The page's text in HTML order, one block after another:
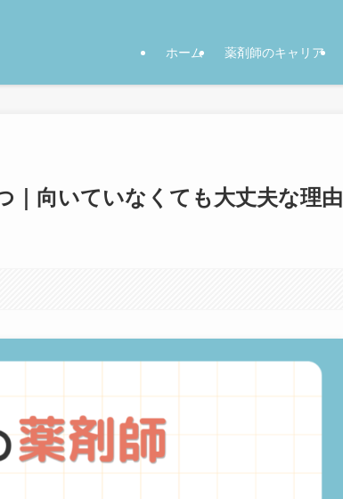
ホーム 薬剤師のキャリア
｜向いていなくても大丈夫な理由